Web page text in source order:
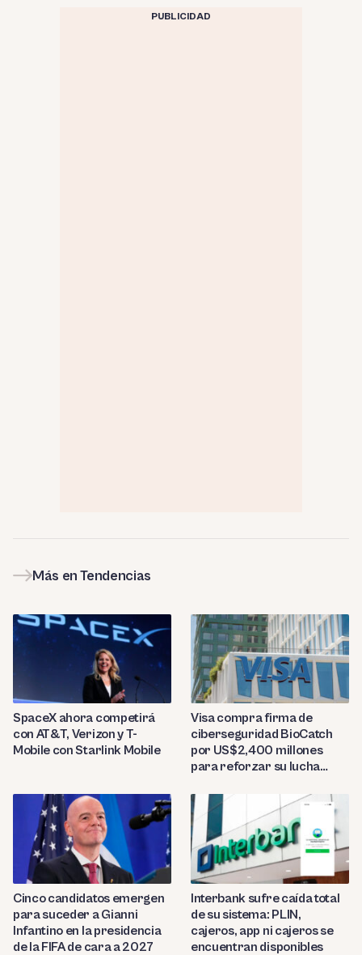
PUBLICIDAD
Más en Tendencias
SpaceX ahora competirá
con AT&T, Verizon y T-
Mobile con Starlink Mobile
Visa compra firma de
ciberseguridad BioCatch
por US$2,400 millones
para reforzar su lucha
Cinco candidatos emergen
para suceder a Gianni
Infantino en la presidencia
de la FIFA de cara a 2027
Interbank sufre caída total
de su sistema: PLIN,
cajeros, app ni cajeros se
encuentran disponibles